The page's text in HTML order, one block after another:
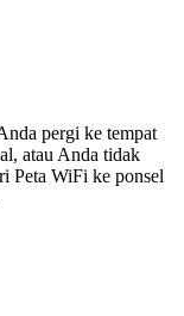
pergi ke tempat
atau Anda tidak
Peta WiFi ke ponsel